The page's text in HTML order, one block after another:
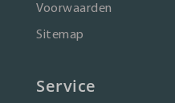
Voorwaarden
Sitemap
Service